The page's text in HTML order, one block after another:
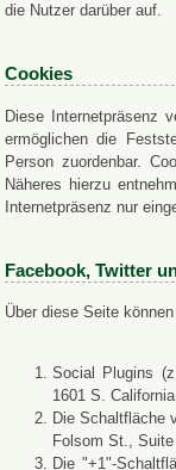
die Nutzer darüber auf.
Cookies
Diese Internetpräsenz
ermöglichen die
Person zuordenbar.
Näheres hierzu
Internetpräsenz nur
Facebook, Twitter
Über diese Seite
Social Plugins
1601 S.
Die Schaltfläche
Folsom St.,
Die "+1"-